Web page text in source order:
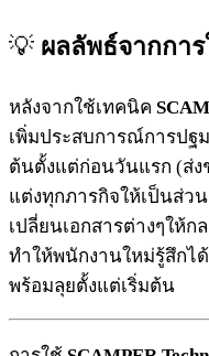
💡 ผลลัพธ์จากกา
หลังจากใช้เทคนิค
เพิ่มประสบการณ์การปฐ
ต้นตั้งแต่ก่อนวันแรก (ส่
แต่งทุกภารกิจให้เป็นส่ว
เปลี่ยนเอกสารต่างๆให้
ทำให้พนักงานใหม่รู้สึกไ
พร้อมลุยตั้งแต่เริ่มต้น